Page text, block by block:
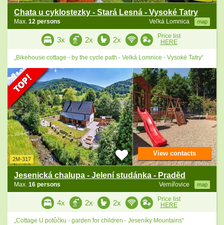
Chata u cyklostezky - Stará Lesná - Vysoké Tatry
Veľká Lomnica map
Max. 12 persons
3x 2x 2x
Price list
HERE
„Bikehouse cottage - by the cycle path - Velká Lomnice - Vysoké Tatry“
2M-317
Jesenická chalupa - Jelení studánka - Praděd
Vernířovice map
Max. 16 persons
View contacts
4x 2x 2x
Price list
HERE
„Cottage U potůčku - garden for children - Jeseníky Mountains“